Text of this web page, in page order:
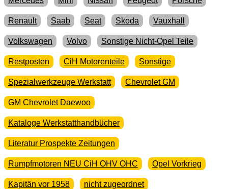
Renault Saab Seat Skoda Vauxhall
Volkswagen Volvo Sonstige Nicht-Opel Teile
Restposten CiH Motorenteile Sonstige
Spezialwerkzeuge Werkstatt Chevrolet GM
GM Chevrolet Daewoo
Kataloge Werkstatthandbücher
Literatur Prospekte Zeitungen
Rumpfmotoren NEU CiH OHV OHC Opel Vorkrieg
Kapitän vor 1958 nicht zugeordnet